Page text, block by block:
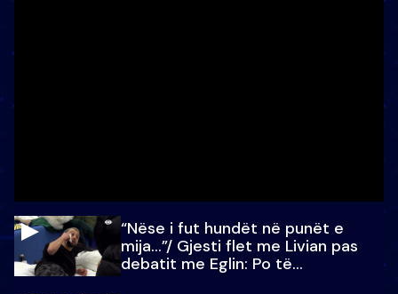
“Nëse i fut hundët në punët e
mija…”/ Gjesti flet me Livian pas
debatit me Eglin: Po të